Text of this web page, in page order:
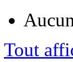
Tout